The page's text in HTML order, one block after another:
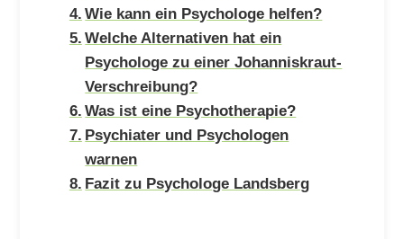
Wie kann ein Psychologe helfen?
Welche Alternativen hat ein
Psychologe zu einer Johanniskraut-
Verschreibung?
Was ist eine Psychotherapie?
Psychiater und Psychologen
warnen
Fazit zu Psychologe Landsberg